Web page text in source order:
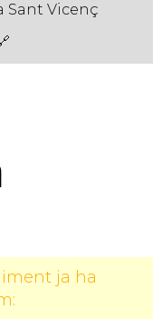
Sant Vicenç
ja ha